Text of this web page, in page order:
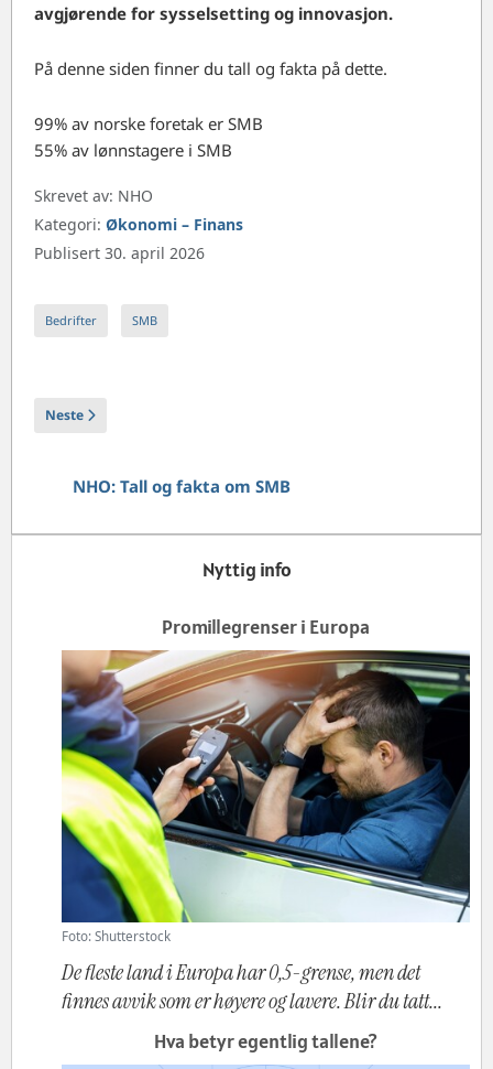
avgjørende for sysselsetting og innovasjon.
På denne siden finner du tall og fakta på dette.
99% av norske foretak er SMB
55% av lønnstagere i SMB
Skrevet av: NHO
Kategori: Økonomi – Finans
Publisert 30. april 2026
Bedrifter SMB
Neste artikkel: Pengepolitisk vanstyre
Neste
NHO: Tall og fakta om SMB
Nyttig info
Promillegrenser i Europa
Foto: Shutterstock
De fleste land i Europa har 0,5-grense, men det
finnes avvik som er høyere og lavere. Blir du tatt...
Hva betyr egentlig tallene?